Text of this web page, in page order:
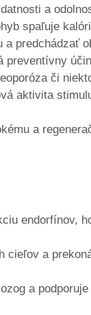
a
spaľuje
a predchádzať
preventívny
či
aktivita
a
endorfínov,
cieľov a
a